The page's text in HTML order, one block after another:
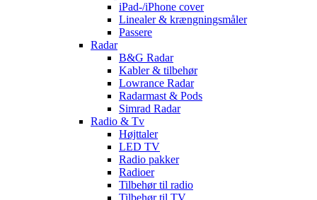
iPad-/iPhone cover
Linealer & krængningsmåler
Passere
Radar
B&G Radar
Kabler & tilbehør
Lowrance Radar
Radarmast & Pods
Simrad Radar
Radio & Tv
Højttaler
LED TV
Radio pakker
Radioer
Tilbehør til radio